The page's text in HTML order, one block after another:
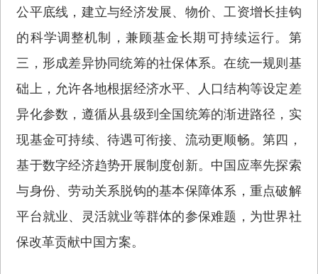
公平底线，建立与经济发展、物价、工资增长挂钩
的科学调整机制，兼顾基金长期可持续运行。第
三，形成差异协同统筹的社保体系。在统一规则基
础上，允许各地根据经济水平、人口结构等设定差
异化参数，遵循从县级到全国统筹的渐进路径，实
现基金可持续、待遇可衔接、流动更顺畅。第四，
基于数字经济趋势开展制度创新。中国应率先探索
与身份、劳动关系脱钩的基本保障体系，重点破解
平台就业、灵活就业等群体的参保难题，为世界社
保改革贡献中国方案。